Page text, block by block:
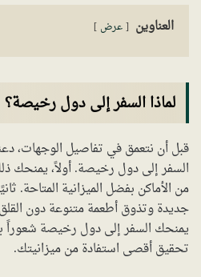
العناوين عرض
لماذا السفر إلى دول رخيصة؟
قبل أن نتعمق في تفاصيل الوجهات،
السفر إلى دول رخيصة. أولاً، يمنحك
من الأماكن بفضل الميزانية المتاحة.
جديدة وتذوق أطعمة متنوعة دون القلق
يمنحك السفر إلى دول رخيصة شعوراً
تحقيق أقصى استفادة من ميزانيتك.